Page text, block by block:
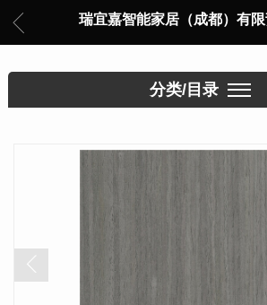
瑞宜嘉智能家居（成都）有限
分类/目录